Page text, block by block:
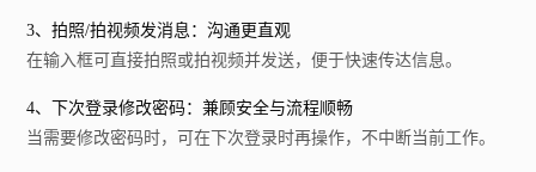
3、拍照/拍视频发消息：沟通更直观
在输入框可直接拍照或拍视频并发送，便于快速传达信息。
4、下次登录修改密码：兼顾安全与流程顺畅
当需要修改密码时，可在下次登录时再操作，不中断当前工作。